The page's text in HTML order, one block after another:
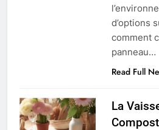
d’options
comment
panneau…
Read Full
La